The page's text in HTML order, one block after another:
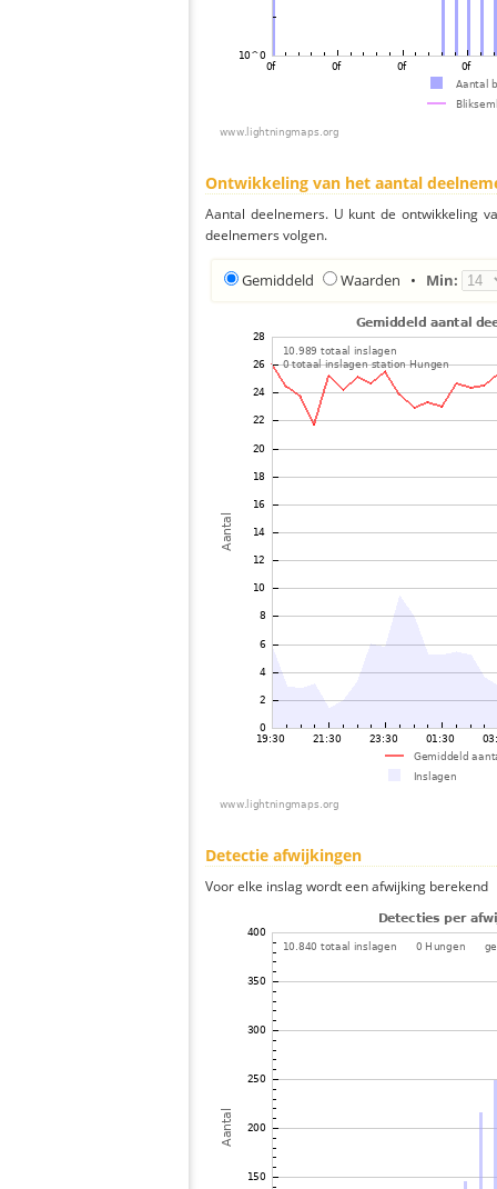
Ontwikkeling van het aantal
Aantal deelnemers. U kunt de ontwikkeling
deelnemers volgen.
Gemiddeld Waarden • Min:
Detectie afwijkingen
Voor elke inslag wordt een afwijking berekend